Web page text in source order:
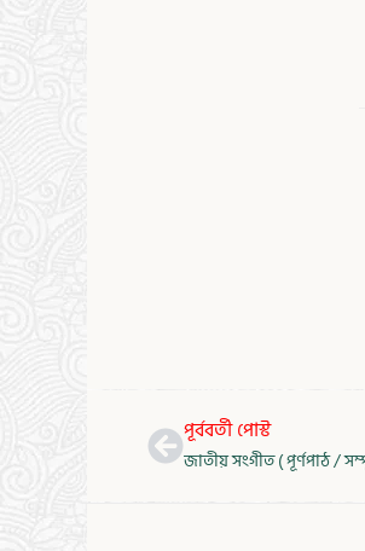
Prevপূর্ববর্তী পোস্ট
জাতীয় সংগীত ( পূর্ণপাঠ /